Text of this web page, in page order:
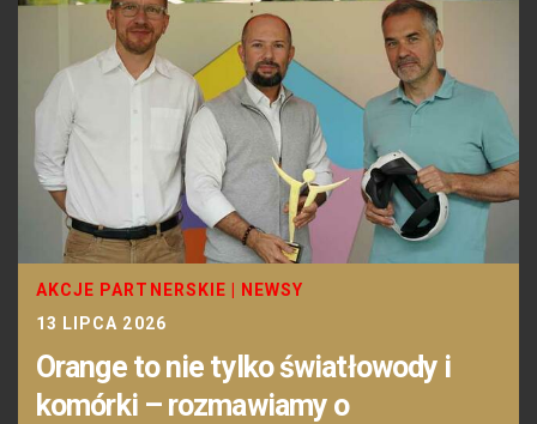
AKCJE PARTNERSKIE
NEWSY
13 LIPCA 2026
Orange to nie tylko światłowody i
komórki – rozmawiamy o